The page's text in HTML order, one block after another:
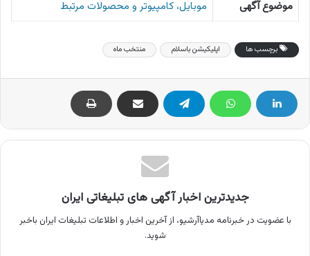
موضوع آگهی
موبایل، کامپیوتر و محصولات مرتبط
برچسب ها اپلیکیشن باسلام منتخب ماه
جدیدترین اخبار آگهی های تبلیغاتی ایران
با عضویت در خبرنامه مدیاآرشیو، از آخرین اخبار و اطلاعات تبلیغات ایران باخبر
شوید.